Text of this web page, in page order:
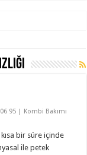
95 | Kombi Bakımı
bir süre içinde
ile petek